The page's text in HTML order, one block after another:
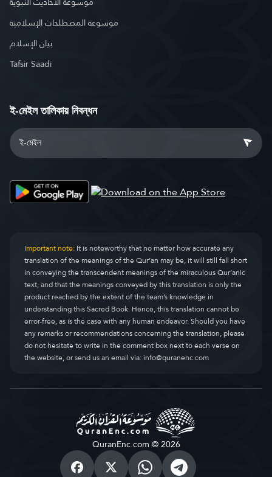
موسوعة المصطلحات الإسلامية
بيان الإسلام
Tafsir Saadi
ই-মেইল তালিকায় নিবন্ধন
Important note:It is noteworthy that no matter how accurate any
translation of the meanings of the Qur’an may be, it will still fall short
in conveying the transcendent meanings of the miraculous Qur’anic
text, and that the meanings conveyed by this translation is only the
product reached by the extent of the team’s knowledge in
understanding this Sacred Book. Hence, this translation cannot be
error-free, as is the case with any human endeavor. Should you have
any remarks or recommendations concerning the translation, please
do not hesitate to write in the comment box next to each verse on
the website, or send us an email via:info@quranenc.com
QuranEnc.com © 2026